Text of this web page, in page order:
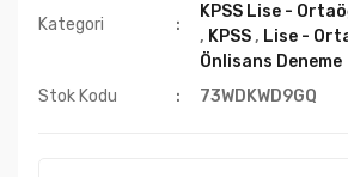
Kategori
KPSS Lise -
, KPSS, Lise -
Önlisans Deneme
Stok Kodu
73WDKWD9GQ